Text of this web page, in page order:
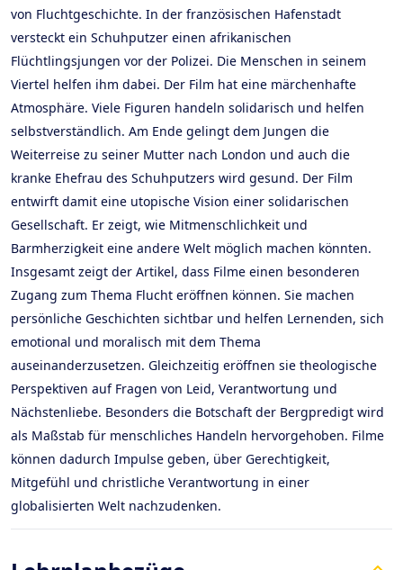
von Fluchtgeschichte. In der französischen Hafenstadt
versteckt ein Schuhputzer einen afrikanischen
Flüchtlingsjungen vor der Polizei. Die Menschen in seinem
Viertel helfen ihm dabei. Der Film hat eine märchenhafte
Atmosphäre. Viele Figuren handeln solidarisch und helfen
selbstverständlich. Am Ende gelingt dem Jungen die
Weiterreise zu seiner Mutter nach London und auch die
kranke Ehefrau des Schuhputzers wird gesund. Der Film
entwirft damit eine utopische Vision einer solidarischen
Gesellschaft. Er zeigt, wie Mitmenschlichkeit und
Barmherzigkeit eine andere Welt möglich machen könnten.
Insgesamt zeigt der Artikel, dass Filme einen besonderen
Zugang zum Thema Flucht eröffnen können. Sie machen
persönliche Geschichten sichtbar und helfen Lernenden, sich
emotional und moralisch mit dem Thema
auseinanderzusetzen. Gleichzeitig eröffnen sie theologische
Perspektiven auf Fragen von Leid, Verantwortung und
Nächstenliebe. Besonders die Botschaft der Bergpredigt wird
als Maßstab für menschliches Handeln hervorgehoben. Filme
können dadurch Impulse geben, über Gerechtigkeit,
Mitgefühl und christliche Verantwortung in einer
globalisierten Welt nachzudenken.